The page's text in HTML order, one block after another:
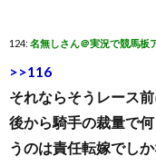
124: 名無しさん＠実況で競馬板
>>116
それならそうレース
後から騎手の裁量で
うのは責任転嫁でし